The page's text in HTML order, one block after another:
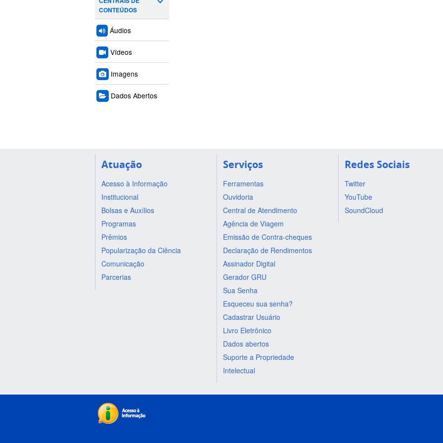
CONTEÚDOS
Áudios
Vídeos
Imagens
Dados Abertos
Atuação
Acesso à Informação
Institucional
Bolsas e Auxílios
Programas
Prêmios
Popularização da Ciência
Comunicação
Parcerias
Serviços
Ferramentas
Ouvidoria
Central de Atendimento
Agência de Viagem
Emissão de Contra-cheques
Declaração de Rendimentos
Assinador Digital
Gerador GRU
Sua Senha
Esqueceu sua senha?
Cadastrar Usuário
Livro Eletrônico
Dados abertos
Suporte a Propriedade
Intelectual
Redes Sociais
Twitter
YouTube
SoundCloud